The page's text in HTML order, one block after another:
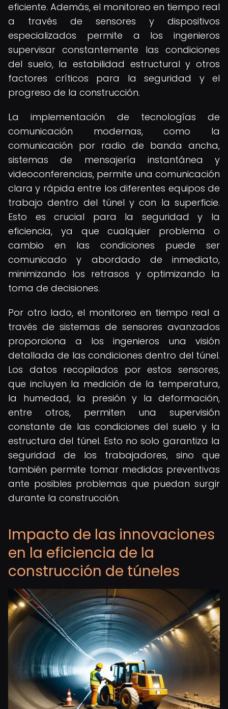
eficiente. Además, el monitoreo en tiempo real
a través de sensores y dispositivos
especializados permite a los ingenieros
supervisar constantemente las condiciones
del suelo, la estabilidad estructural y otros
factores críticos para la seguridad y el
progreso de la construcción.
La implementación de tecnologías de
comunicación modernas, como la
comunicación por radio de banda ancha,
sistemas de mensajería instantánea y
videoconferencias, permite una comunicación
clara y rápida entre los diferentes equipos de
trabajo dentro del túnel y con la superficie.
Esto es crucial para la seguridad y la
eficiencia, ya que cualquier problema o
cambio en las condiciones puede ser
comunicado y abordado de inmediato,
minimizando los retrasos y optimizando la
toma de decisiones.
Por otro lado, el monitoreo en tiempo real a
través de sistemas de sensores avanzados
proporciona a los ingenieros una visión
detallada de las condiciones dentro del túnel.
Los datos recopilados por estos sensores,
que incluyen la medición de la temperatura,
la humedad, la presión y la deformación,
entre otros, permiten una supervisión
constante de las condiciones del suelo y la
estructura del túnel. Esto no solo garantiza la
seguridad de los trabajadores, sino que
también permite tomar medidas preventivas
ante posibles problemas que puedan surgir
durante la construcción.
Impacto de las innovaciones
en la eficiencia de la
construcción de túneles